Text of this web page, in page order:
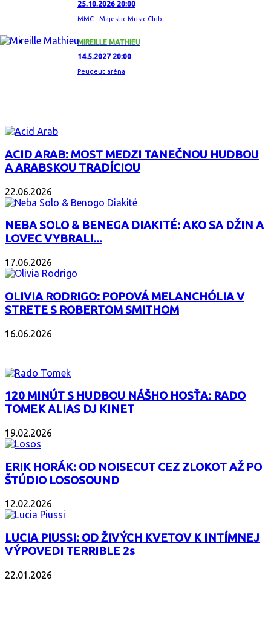
25.10.2026 20:00
MMC - Majestic Music Club
MIREILLE MATHIEU
14.5.2027 20:00
Peugeut aréna
ACID ARAB: MOST MEDZI TANEČNOU HUDBOU
A ARABSKOU TRADÍCIOU
22.06.2026
NEBA SOLO & BENEGA DIAKITÉ: AKO SA DŽIN A
LOVEC VYBRALI...
17.06.2026
OLIVIA RODRIGO: POPOVÁ MELANCHÓLIA V
STRETE S ROBERTOM SMITHOM
16.06.2026
120 MINÚT S HUDBOU NÁŠHO HOSŤA: RADO
TOMEK ALIAS DJ KINET
19.02.2026
ERIK HORÁK: OD NOISECUT CEZ ZLOKOT AŽ PO
ŠTÚDIO LOSOSOUND
12.02.2026
LUCIA PIUSSI: OD ŽIVÝCH KVETOV K INTÍMNEJ
VÝPOVEDI TERRIBLE 2s
22.01.2026